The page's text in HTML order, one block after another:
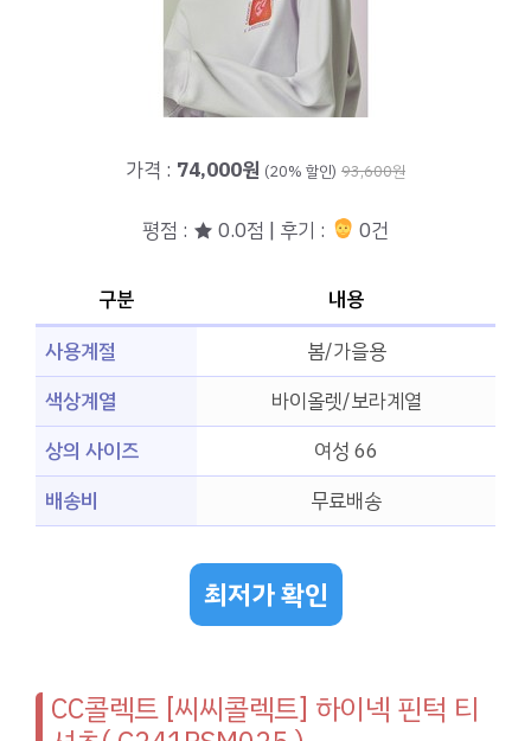
가격 : 74,000원 (20% 할인) 93,600원
평점 : ★ 0.0점 | 후기 : 0건
구분
내용
사용계절
봄/가을용
색상계열
바이올렛/보라계열
상의 사이즈
여성 66
배송비
무료배송
최저가 확인
CC콜렉트 [씨씨콜렉트] 하이넥 핀턱 티